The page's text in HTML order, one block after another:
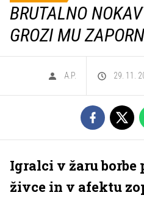
BRUTALNO
GROZI MU
A.P. 29. 11.
Igralci v žaru borbe
živce in v afektu